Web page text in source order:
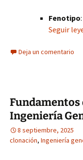
Fenotipo:
Seguir
Deja un comentario
Fundamentos
Ingeniería
8 septiembre, 2025
clonación, Ingeniería